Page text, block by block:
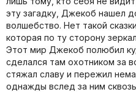
эту загадку, Джекоб нашел
волшебство. Нет такой
которая по ту сторону
Этот мир Джекоб полюбил
сделался там охотником за
стяжал славу и пережил
однажды вслед за ним